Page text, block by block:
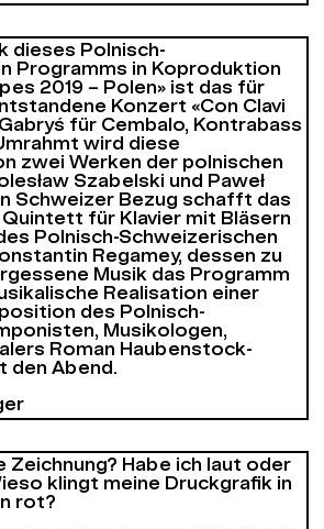
dieses Polnisch-
Programms in Koproduktion
2019 – Polen» ist das für
Konzert «Con Clavi
Gabryś für Cembalo, Kontrabass
wird diese
zwei Werken der polnischen
Szabelski und Paweł
Schweizer Bezug schafft das
Quintett für Klavier mit Bläsern
Polnisch-Schweizerischen
Regamey, dessen zu
Musik das Programm
Realisation einer
des Polnisch-
Musikologen,
Roman Haubenstock-
den Abend.
Zeichnung? Habe ich laut oder
klingt meine Druckgrafik in
rot?